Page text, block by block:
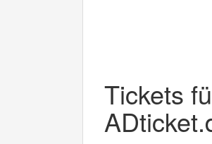
Tickets